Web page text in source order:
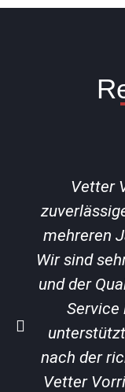
Vetter
mehreren
Wir sind
und der
Service
nach der
Vetter